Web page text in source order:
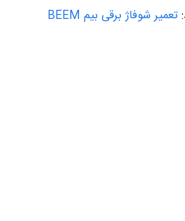
تعمیر شوفاژ برقی بیم BEEM